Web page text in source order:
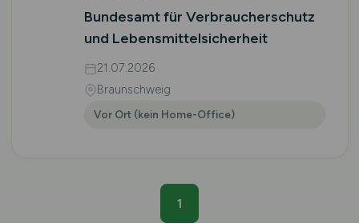
Bundesamt für Verbraucherschutz
und Lebensmittelsicherheit
21.07.2026
Braunschweig
Vor Ort (kein Home-Office)
1